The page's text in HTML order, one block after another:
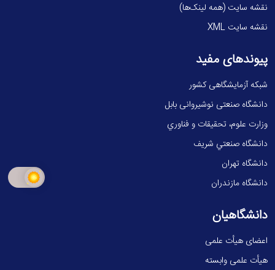
نقشه سایت (همه لینک‌ها)
نقشه سایت XML
پیوندهای مفید
شبکه آزمایشگاهی کشور
دانشگاه صنعتی نوشیروانی بابل
وزارت علوم، تحقيقات و فناوري
دانشگاه صنعتي شريف
دانشگاه تهران
دانشگاه مازندران
دانشگاهیان
اعضای هیأت علمی
هیأت علمی وابسته